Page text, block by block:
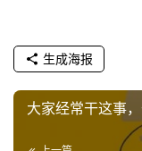
生成海报
大家经常干这事